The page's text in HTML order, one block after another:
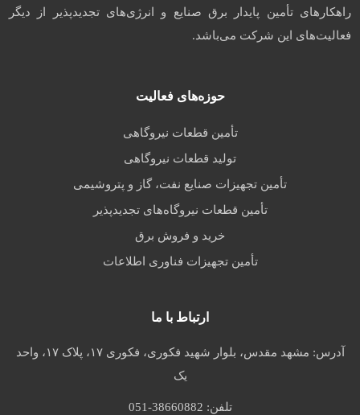
راهکارهای تأمین پایدار برق صنایع و انرژی‌های تجدیدپذیر از دیگر
فعالیت‌های این شرکت می‌باشد.
حوزه‌های فعالیت
تأمین قطعات نیروگاهی
تولید قطعات نیروگاهی
تأمین تجهیزات صنایع نفت، گاز و پتروشیمی
تأمین قطعات نیروگاه‌های تجدیدپذیر
خرید و فروش برق
تأمین تجهیزات فناوری اطلاعات
ارتباط با ما
آدرس:
مشهد مقدس، بلوار شهید فکوری، فکوری ۱۷، پلاک ۱۷، واحد
یک
تلفن: 051-38660882